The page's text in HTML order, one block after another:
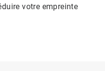
votre empreinte